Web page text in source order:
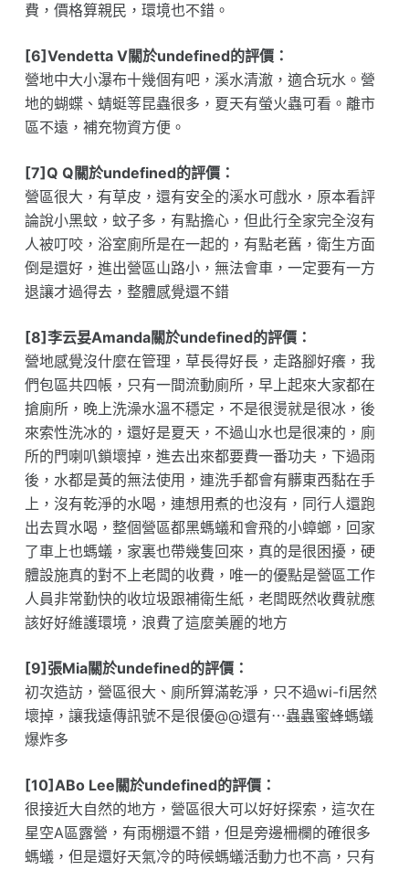
費，價格算親民，環境也不錯。
[6]Vendetta V關於undefined的評價：
營地中大小瀑布十幾個有吧，溪水清澈，適合玩水。營
地的蝴蝶、蜻蜓等昆蟲很多，夏天有螢火蟲可看。離市
區不遠，補充物資方便。
[7]Q Q關於undefined的評價：
營區很大，有草皮，還有安全的溪水可戲水，原本看評
論說小黑蚊，蚊子多，有點擔心，但此行全家完全沒有
人被叮咬，浴室廁所是在一起的，有點老舊，衛生方面
倒是還好，進出營區山路小，無法會車，一定要有一方
退讓才過得去，整體感覺還不錯
[8]李云妟Amanda關於undefined的評價：
營地感覺沒什麼在管理，草長得好長，走路腳好癢，我
們包區共四帳，只有一間流動廁所，早上起來大家都在
搶廁所，晚上洗澡水溫不穩定，不是很燙就是很冰，後
來索性洗冰的，還好是夏天，不過山水也是很凍的，廁
所的門喇叭鎖壞掉，進去出來都要費一番功夫，下過雨
後，水都是黃的無法使用，連洗手都會有髒東西黏在手
上，沒有乾淨的水喝，連想用煮的也沒有，同行人還跑
出去買水喝，整個營區都黑螞蟻和會飛的小蟑螂，回家
了車上也螞蟻，家裏也帶幾隻回來，真的是很困擾，硬
體設施真的對不上老闆的收費，唯一的優點是營區工作
人員非常勤快的收垃圾跟補衛生紙，老闆既然收費就應
該好好維護環境，浪費了這麼美麗的地方
[9]張Mia關於undefined的評價：
初次造訪，營區很大、廁所算滿乾淨，只不過wi-fi居然
壞掉，讓我遠傳訊號不是很優@@還有⋯蟲蟲蜜蜂螞蟻
爆炸多
[10]ABo Lee關於undefined的評價：
很接近大自然的地方，營區很大可以好好探索，這次在
星空A區露營，有雨棚還不錯，但是旁邊柵欄的確很多
螞蟻，但是還好天氣冷的時候螞蟻活動力也不高，只有